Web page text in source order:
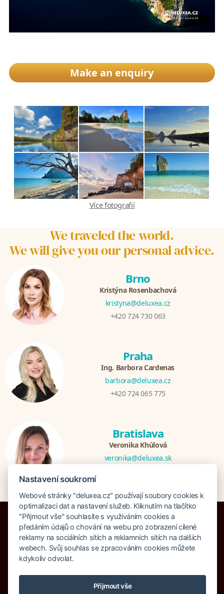
Make an enquiry
Více fotografií
We traveled the world.
We will give you our personal advice.
Brno
Kristýna Rosenbachová
kristyna@deluxea.cz
+420 724 730 063
Praha
Ing. Barbora Cardenas
barbora@deluxea.cz
+420 724 065 775
Bratislava
Veronika Khúlová
veronika@deluxea.sk
Bankruptcy insurance 125 000 000 CZK
About company
Nastavení soukromí
Webové stránky "deluxea.cz" používají soubory cookies k
optimalizaci dat a nastavení služeb. Kliknutím na tlačítko
"Přijmout vše" souhlasíte s využíváním cookies a
předáním údajů o chování na webu pro zobrazení cílené
reklamy na sociálních sítích a reklamních sítích na dalších
webech. Svůj souhlas se zpracováním cookies můžete
kdykoliv odvolat.
Přijmout vše